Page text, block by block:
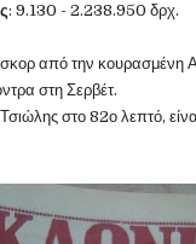
: 9.130 - 2.238.950 δρχ.
από την κουρασμένη
στη Σερβέτ.
στο 82ο λεπτό,